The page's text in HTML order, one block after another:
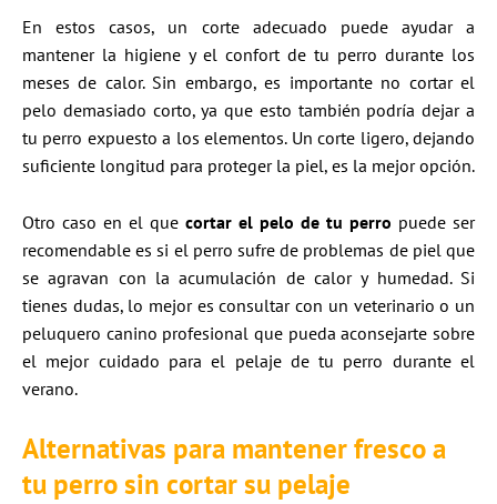
En estos casos, un corte adecuado puede ayudar a
mantener la higiene y el confort de tu perro durante los
meses de calor. Sin embargo, es importante no cortar el
pelo demasiado corto, ya que esto también podría dejar a
tu perro expuesto a los elementos. Un corte ligero, dejando
suficiente longitud para proteger la piel, es la mejor opción.
Otro caso en el que cortar el pelo de tu perro puede ser
recomendable es si el perro sufre de problemas de piel que
se agravan con la acumulación de calor y humedad. Si
tienes dudas, lo mejor es consultar con un veterinario o un
peluquero canino profesional que pueda aconsejarte sobre
el mejor cuidado para el pelaje de tu perro durante el
verano.
Alternativas para mantener fresco a
tu perro sin cortar su pelaje